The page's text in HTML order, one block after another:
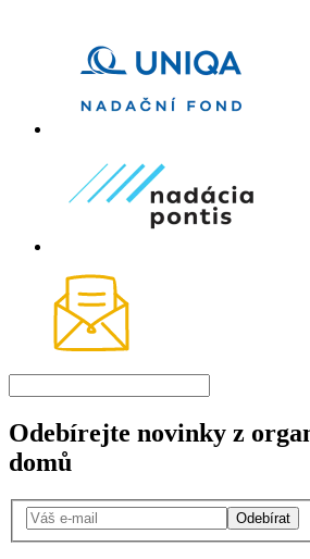
Odebírejte novinky z
domů
Odebírat